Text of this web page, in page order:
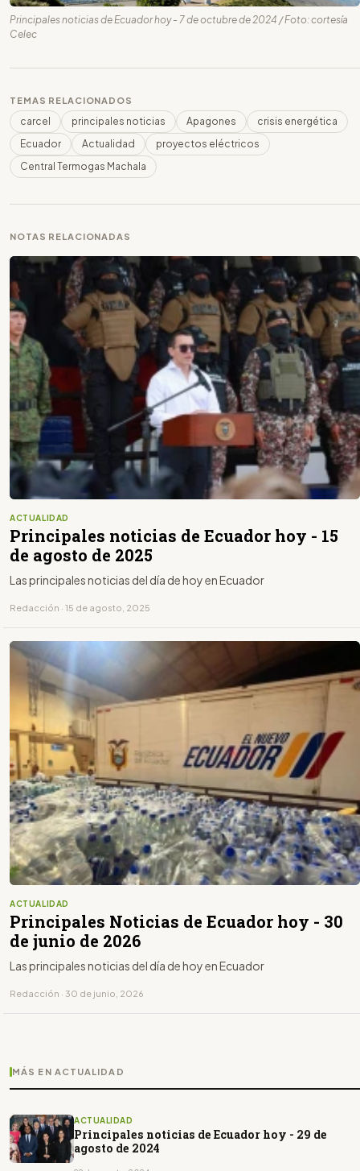
Principales noticias de Ecuador hoy - 7 de octubre de 2024 / Foto: cortesía
Celec
TEMAS RELACIONADOS
carcel principales noticias Apagones
crisis energética
Ecuador
Actualidad
proyectos eléctricos
Central Termogas Machala
NOTAS RELACIONADAS
ACTUALIDAD
Principales noticias de Ecuador hoy - 15
de agosto de 2025
Las principales noticias del día de hoy en Ecuador
Redacción · 15 de agosto, 2025
ACTUALIDAD
Principales Noticias de Ecuador hoy - 30
de junio de 2026
Las principales noticias del día de hoy en Ecuador
Redacción · 30 de junio, 2026
MÁS EN ACTUALIDAD
ACTUALIDAD
Principales noticias de Ecuador hoy - 29 de
agosto de 2024